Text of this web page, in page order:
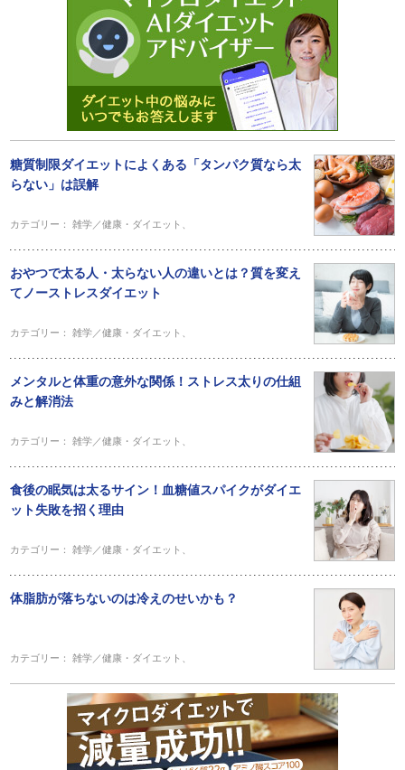
糖質制限ダイエットによくある「タンパク質なら太
らない」は誤解
カテゴリー：雑学／健康・ダイエット
おやつで太る人・太らない人の違いとは？質を変え
てノーストレスダイエット
カテゴリー：雑学／健康・ダイエット
メンタルと体重の意外な関係！ストレス太りの仕組
みと解消法
カテゴリー：雑学／健康・ダイエット
食後の眠気は太るサイン！血糖値スパイクがダイエ
ット失敗を招く理由
カテゴリー：雑学／健康・ダイエット
体脂肪が落ちないのは冷えのせいかも？
カテゴリー：雑学／健康・ダイエット